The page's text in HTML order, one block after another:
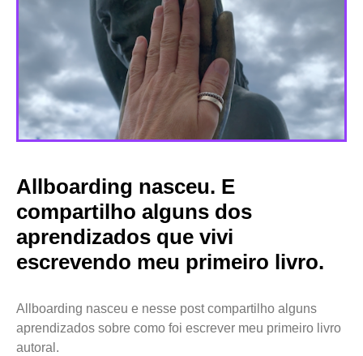
Allboarding nasceu. E
compartilho alguns dos
aprendizados que vivi
escrevendo meu primeiro livro.
Allboarding nasceu e nesse post compartilho alguns
aprendizados sobre como foi escrever meu primeiro livro
autoral.